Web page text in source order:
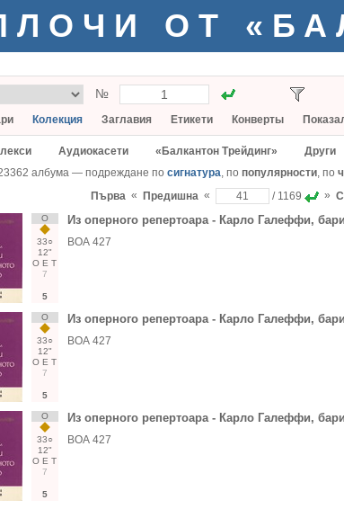
ОТ
№
Колекция Заглавия Етикети Конверты
Аудиокасети «Балкантон Трейдинг» Други
албума — подреждане по сигнатура, по популярности, по
Първа « Предишна « / 1169 »
О
33○
12"
О Е Т
7
5
Из оперного репертоара - Карло Галеффи,
ВОА 427
О
33○
12"
О Е Т
7
5
Из оперного репертоара - Карло Галеффи,
ВОА 427
О
33○
12"
О Е Т
7
5
Из оперного репертоара - Карло Галеффи,
ВОА 427